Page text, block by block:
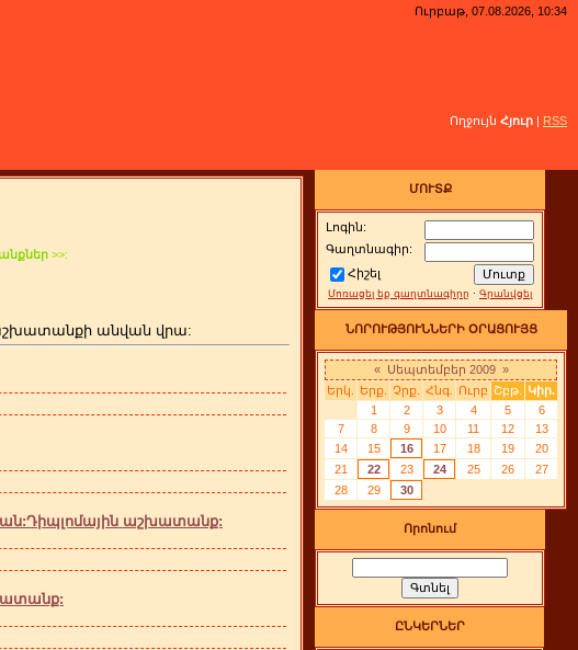
Ուրբաթ, 07.08.2026, 10:34
Ողջույն Հյուր | RSS
>>:
աշխատանքի անվան վրա:
աշխատանք:
ՄՈՒՏՔ
Լոգին:
Գաղտնագիր:
Հիշել
Մոռացել եք գաղտնագիրը · Գրանվցել
ՆՈՐՈՒԹՅՈՒՆՆԵՐԻ ՕՐԱՑՈՒՅՑ
« Սեպտեմբեր 2009 »
Երկ.
Երք. Չրք. Հնգ. Ուրբ Շբթ.
Կիր.
1
2 3 4 5
6
7
8 9 10 11 12
13
14
15 16 17 18 19
20
21
22 23 24 25 26
27
28
29 30
Որոնում
ԸՆԿԵՐՆԵՐ